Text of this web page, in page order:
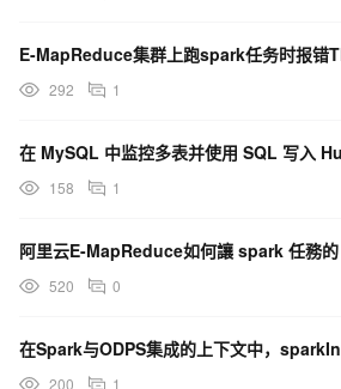
292 1
158 1
520 0
在Spark与ODPS集成的上下文中，
200 1